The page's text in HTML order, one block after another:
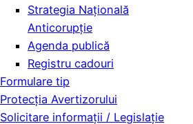
Strategia Națională
Anticorupție
Agenda publică
Registru cadouri
Formulare tip
Protecția Avertizorului
Solicitare informații / Legislație